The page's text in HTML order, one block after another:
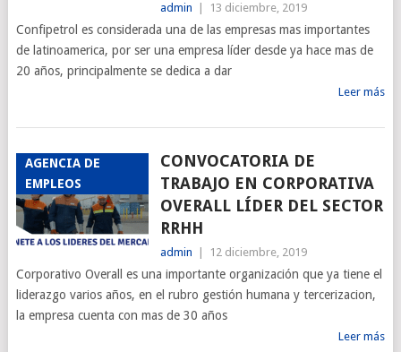
admin 13 diciembre, 2019
Confipetrol es considerada una de las empresas mas importantes
de latinoamerica, por ser una empresa líder desde ya hace mas de
20 años, principalmente se dedica a dar
Leer más
AGENCIA DE
EMPLEOS
CONVOCATORIA DE
TRABAJO EN CORPORATIVA
OVERALL LÍDER DEL SECTOR
RRHH
admin 12 diciembre, 2019
Corporativo Overall es una importante organización que ya tiene el
liderazgo varios años, en el rubro gestión humana y tercerizacion,
la empresa cuenta con mas de 30 años
Leer más